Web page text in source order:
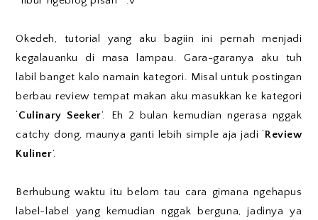
Okedeh, tutorial yang aku bagiin ini pernah menjadi
kegalauanku di masa lampau. Gara-garanya aku tuh
labil banget kalo namain kategori. Misal untuk postingan
berbau review tempat makan aku masukkan ke kategori
‘Culinary Seeker’. Eh 2 bulan kemudian ngerasa nggak
catchy dong, maunya ganti lebih simple aja jadi ‘Review
Kuliner’.
Berhubung waktu itu belom tau cara gimana ngehapus
label-label yang kemudian nggak berguna, jadinya ya